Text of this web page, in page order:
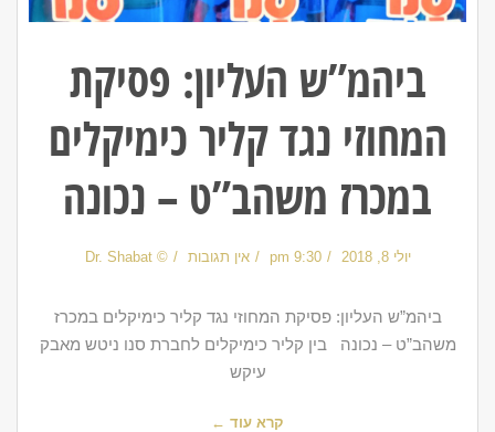
ביהמ”ש העליון: פסיקת
המחוזי נגד קליר כימיקלים
במכרז משהב”ט – נכונה
יולי 8, 2018 9:30 pm אין תגובות © Dr. Shabat
ביהמ”ש העליון: פסיקת המחוזי נגד קליר כימיקלים במכרז
משהב”ט – נכונה בין קליר כימיקלים לחברת סנו ניטש מאבק
עיקש
קרא עוד ←